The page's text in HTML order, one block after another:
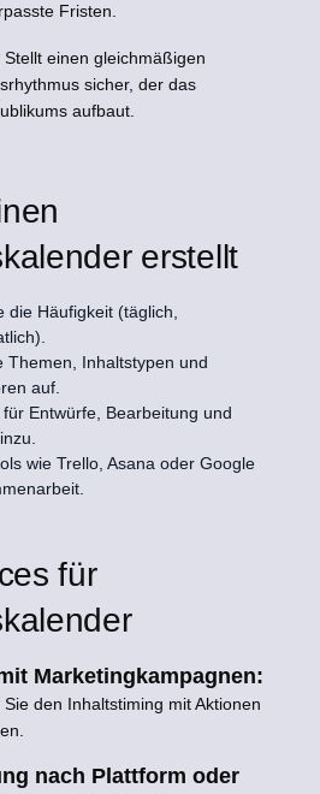
Fristen.
Stellt einen gleichmäßigen
sicher, der das
aufbaut.
erstellt
die Häufigkeit (täglich,
Themen, Inhaltstypen und
auf.
Entwürfe, Bearbeitung und
wie Trello, Asana oder Google
für
Marketingkampagnen:
den Inhaltstiming mit Aktionen
nach Plattform oder